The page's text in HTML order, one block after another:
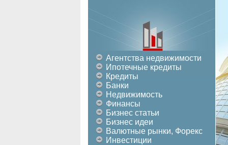
Агентства недвижимости
Ипотечные кредиты
Кредиты
Банки
Недвижимость
Финансы
Бизнес статьи
Бизнес идеи
Валютные рынки, Форекс
Инвестиции